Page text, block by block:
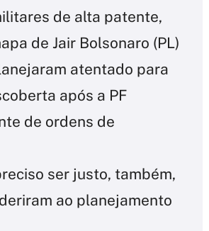
de alta patente,
de Jair Bolsonaro (PL)
atentado para
após a PF
de ordens de
ser justo, também,
ao planejamento